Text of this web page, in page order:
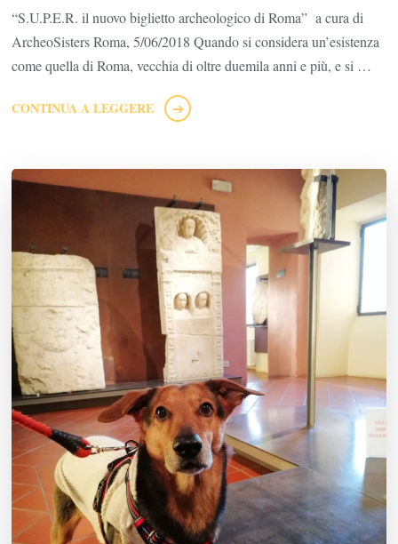
“S.U.P.E.R. il nuovo biglietto archeologico di Roma” a cura di
ArcheoSisters Roma, 5/06/2018 Quando si considera un’esistenza
come quella di Roma, vecchia di oltre duemila anni e più, e si …
CONTINUA A LEGGERE